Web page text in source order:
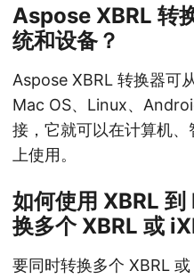
Aspose XBRL 转
统和设备？
Aspose XBRL 转换器可
Mac OS、Linux、
接，它就可以在计算机
上使用。
如何使用 XBRL
换多个 XBRL 或
要同时转换多个 XBRL